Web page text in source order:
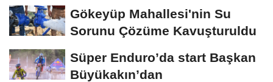
Gökeyüp Mahallesi'nin Su
Sorunu Çözüme Kavuşturuldu
Süper Enduro’da start Başkan
Büyükakın’dan